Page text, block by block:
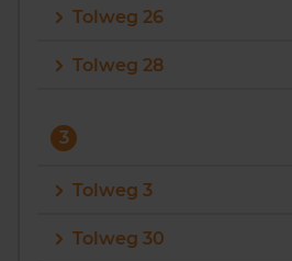
Tolweg 26
Tolweg 28
3
Tolweg 3
Tolweg 30